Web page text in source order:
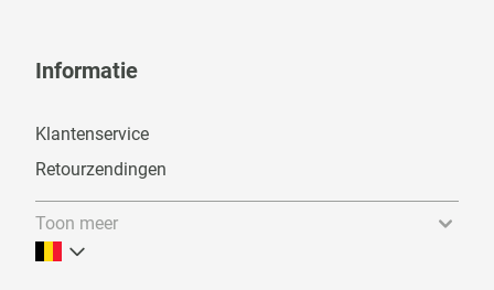
Informatie
Klantenservice
Retourzendingen
Toon meer